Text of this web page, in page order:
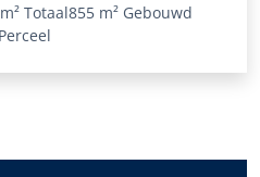
Totaal855 m² Gebouwd
Perceel